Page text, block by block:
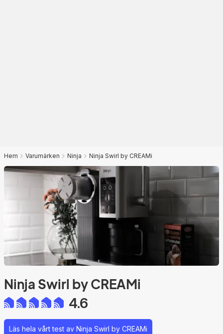
Hem Varumärken Ninja Ninja Swirl by CREAMi
Ninja Swirl by CREAMi
4.6
Läs hela vårt test av Ninja Swirl by CREAMi